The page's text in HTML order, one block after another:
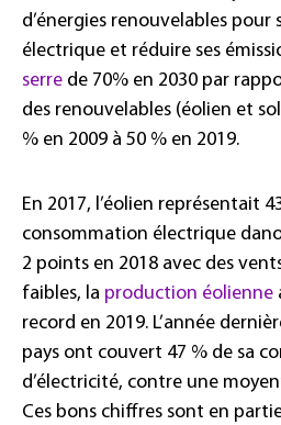
d’énergies renouvelables pour
électrique et réduire ses
serre de 70% en 2030 par
des renouvelables (éolien et
% en 2009 à 50 % en 2019.
En 2017, l’éolien représentait
consommation électrique
2 points en 2018 avec des
faibles, la production éolienne
record en 2019. L’année
pays ont couvert 47 % de sa
d’électricité, contre une
Ces bons chiffres sont en